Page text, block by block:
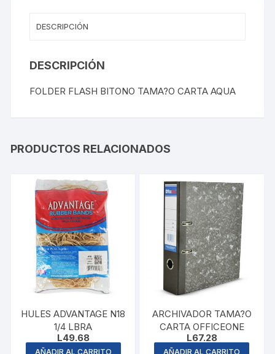
DESCRIPCIÓN
DESCRIPCIÓN
FOLDER FLASH BITONO TAMA?O CARTA AQUA
PRODUCTOS RELACIONADOS
HULES ADVANTAGE N18
1/4 LBRA
L49.68
AÑADIR AL CARRITO
ARCHIVADOR TAMA?O
CARTA OFFICEONE
L67.28
AÑADIR AL CARRITO